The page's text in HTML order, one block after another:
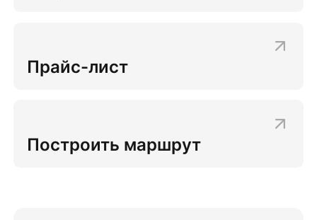
Прайс-лист
Построить маршрут